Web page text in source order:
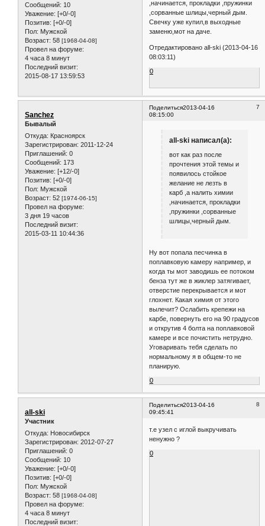
Сообщений: 10
Уважение: [+0/-0]
Позитив: [+0/-0]
Пол: Мужской
Возраст: 58 [1968-04-08]
Провел на форуме:
4 часа 8 минут
Последний визит:
2015-08-17 13:59:53
,начинается, прокладки ,пружинки
,сорванные шлицы,черный дым.
Свечку уже купил,в выходные
заменю,мот на даче.
Отредактировано all-ski (2013-04-16
08:03:11)
0
Поделиться 7
2013-04-16
08:15:00
Sanchez
Бывалый
Откуда: Красноярск
Зарегистрирован: 2011-12-24
Приглашений: 0
Сообщений: 173
Уважение: [+12/-0]
Позитив: [+0/-0]
Пол: Мужской
Возраст: 52 [1974-06-15]
Провел на форуме:
3 дня 19 часов
Последний визит:
2015-03-11 10:44:36
all-ski написал(а):
вот как раз после
прочтения этой темы и
появилось стойкое
желание не лезть в
карб ,а налить химии
,начинается, прокладки
,пружинки ,сорванные
шлицы,черный дым.
Ну вот попала песчинка в
поплавковую камеру например, и
когда ты мот заводишь ее потоком
бенза тут же в жиклер затягивает,
отверстие перекрывается и мот
глохнет. Какая химия от этого
вылечит? Ослабить крепежи на
карбе, повернуть его на 90 градусов
и открутив 4 болта на поплавковой
камере и все почистить нетрудно.
Уговаривать тебя сделать по
нормальному я в общем-то не
планирую.
0
Поделиться 8
2013-04-16
09:45:41
all-ski
Участник
Откуда: Новосибирск
Зарегистрирован: 2012-07-27
Приглашений: 0
Сообщений: 10
Уважение: [+0/-0]
Позитив: [+0/-0]
Пол: Мужской
Возраст: 58 [1968-04-08]
Провел на форуме:
4 часа 8 минут
Последний визит:
т.е узел с иглой выкручивать
ненужно ?
0